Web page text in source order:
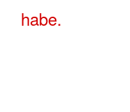
habe.